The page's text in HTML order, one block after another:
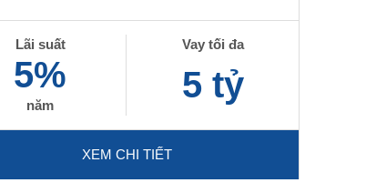
Lãi suất
5%
năm
Vay tối đa
5 tỷ
XEM CHI TIẾT